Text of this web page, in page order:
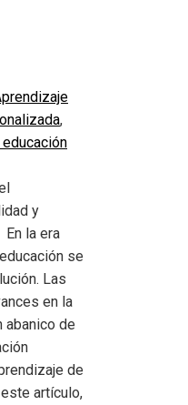
,
y
la era
se
Las
en la
abanico de
de
artículo,